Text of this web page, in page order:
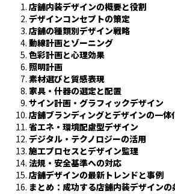
店舗内装デザインの概要と役割
デザインコンセプトの策定
店舗の種類別デザイン戦略
動線計画とゾーニング
色彩計画と心理効果
照明計画
素材選びと質感表現
家具・什器の選定と配置
サイン計画・グラフィックデザイン
店舗ブランディングとデザインの一体
省エネ・環境配慮型デザイン
デジタル・テクノロジーの活用
施工プロセスとデザイン監理
法規・安全基準への対応
店舗デザインの最新トレンドと事例
まとめ：成功する店舗内装デザインの